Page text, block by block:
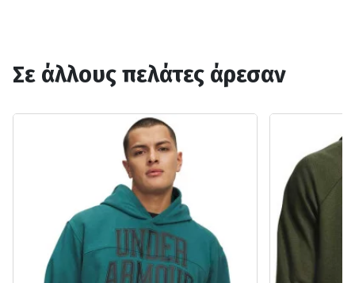
Σε άλλους πελάτες άρεσαν